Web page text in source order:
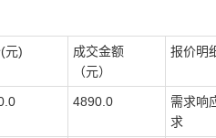
元)
成交金额
（元）
报价明
4890.0
需求响
求